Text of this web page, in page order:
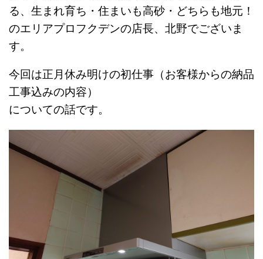
る、生まれ育ち・住まいも高砂・どちらも地元！
のエリアプロフクデンの店長、北野でございま
す。
今回は正月休み明けの初仕事（お客様からの納品
工事込みの内容）
についての話です。